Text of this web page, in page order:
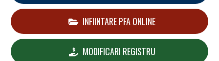
INFIINTARE PFA ONLINE
MODIFICARI REGISTRU